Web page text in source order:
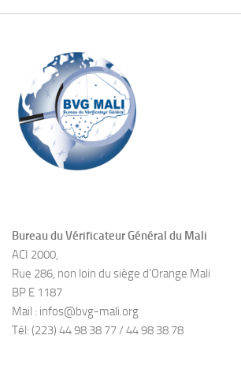
Bureau du Vérificateur Général du Mali
ACI 2000,
Rue 286, non loin du siège d’Orange Mali
BP E 1187
Mail : infos@bvg-mali.org
Tél: (223) 44 98 38 77 / 44 98 38 78